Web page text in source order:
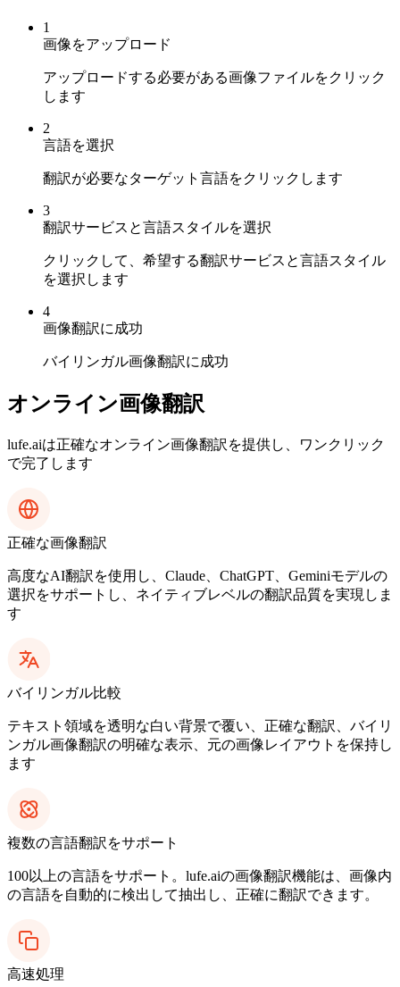
1
画像をアップロード
アップロードする必要がある画像ファイルをクリック
します
2
言語を選択
翻訳が必要なターゲット言語をクリックします
3
翻訳サービスと言語スタイルを選択
クリックして、希望する翻訳サービスと言語スタイル
を選択します
4
画像翻訳に成功
バイリンガル画像翻訳に成功
オンライン画像翻訳
lufe.aiは正確なオンライン画像翻訳を提供し、ワンクリック
で完了します
正確な画像翻訳
高度なAI翻訳を使用し、Claude、ChatGPT、Geminiモデルの
選択をサポートし、ネイティブレベルの翻訳品質を実現しま
す
バイリンガル比較
テキスト領域を透明な白い背景で覆い、正確な翻訳、バイリ
ンガル画像翻訳の明確な表示、元の画像レイアウトを保持し
ます
複数の言語翻訳をサポート
100以上の言語をサポート。lufe.aiの画像翻訳機能は、画像内
の言語を自動的に検出して抽出し、正確に翻訳できます。
高速処理